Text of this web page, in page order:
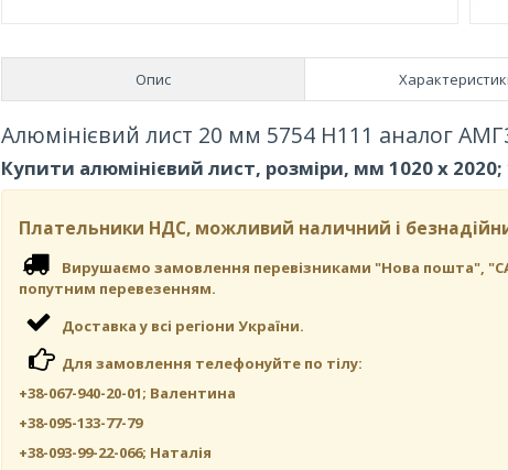
Опис
Алюмінієвий лист 20 мм 5754 Н111 аналог
Купити алюмінієвий лист, розміри, мм 1020 х 2020;
Плательники НДС, можливий наличний і
Вирушаємо замовлення перевізниками "Нова пошта",
попутним перевезенням.
Доставка у всі регіони України.
Для замовлення телефонуйте по тілу:
+38-067-940-20-01; Валентина
+38-095-133-77-79
+38-093-99-22-066; Наталія